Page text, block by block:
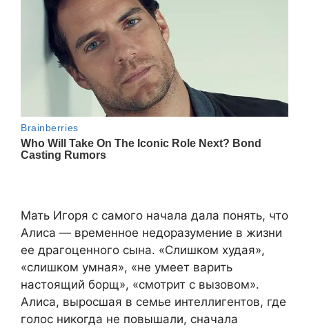
Мать Игоря с самого начала дала понять, что
Алиса — временное недоразумение в жизни
ее драгоценного сына. «Слишком худая»,
«слишком умная», «не умеет варить
настоящий борщ», «смотрит с вызовом».
Алиса, выросшая в семье интеллигентов, где
голос никогда не повышали, сначала